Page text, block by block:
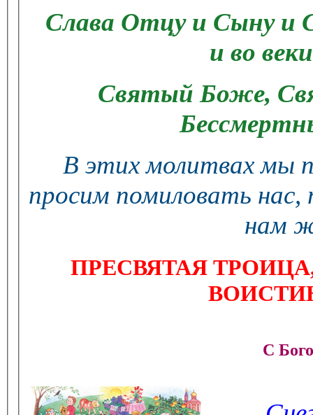
Слава Отцу и Сыну и
и во
Cвятый Боже,
В этих молитвах мы
просим помиловать нас,
нам
ПРЕСВЯТАЯ
С